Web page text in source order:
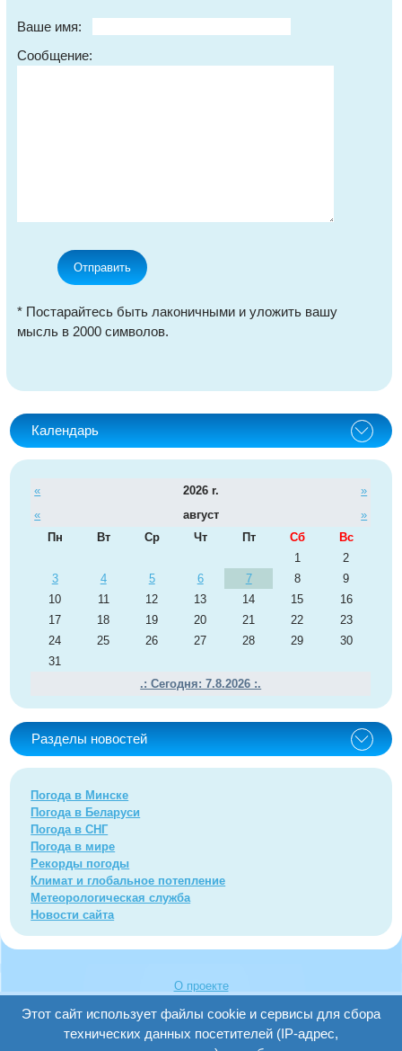
Ваше имя:
Сообщение:
Отправить
* Постарайтесь быть лаконичными и уложить вашу
мысль в 2000 символов.
Календарь
« 2026 r.
»
«
август
»
Пн
Вт Ср Чт Пт Сб
Вс
1
2
3
4 5 6 7 8
9
10
11 12 13 14 15
16
17
18 19 20 21 22
23
24
25 26 27 28 29
30
31
.: Сегодня: 7.8.2026 :.
Разделы новостей
Погода в Минске
Погода в Беларуси
Погода в СНГ
Погода в мире
Рекорды погоды
Климат и глобальное потепление
Метеорологическая служба
Новости сайта
О проекте
Написать нам
Карта сайта
Этот сайт использует файлы cookie и сервисы для сбора
технических данных посетителей (IP-адрес,